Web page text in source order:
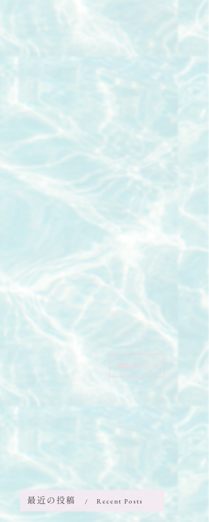
次のページ >
最近の投稿 Recent Posts